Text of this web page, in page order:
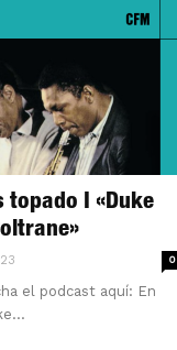
topado I «Duke
0
el podcast aquí: En